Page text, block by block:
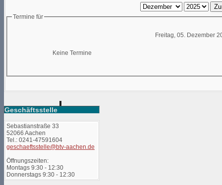
Termine für
Freitag, 05. Dezember
Keine Termine
Geschäftsstelle
Sebastianstraße 33
52066 Aachen
Tel.: 0241-47591604
geschaeftsstelle@btv-aachen.de
Öffnungszeiten:
Montags 9:30 - 12:30
Donnerstags 9:30 - 12:30